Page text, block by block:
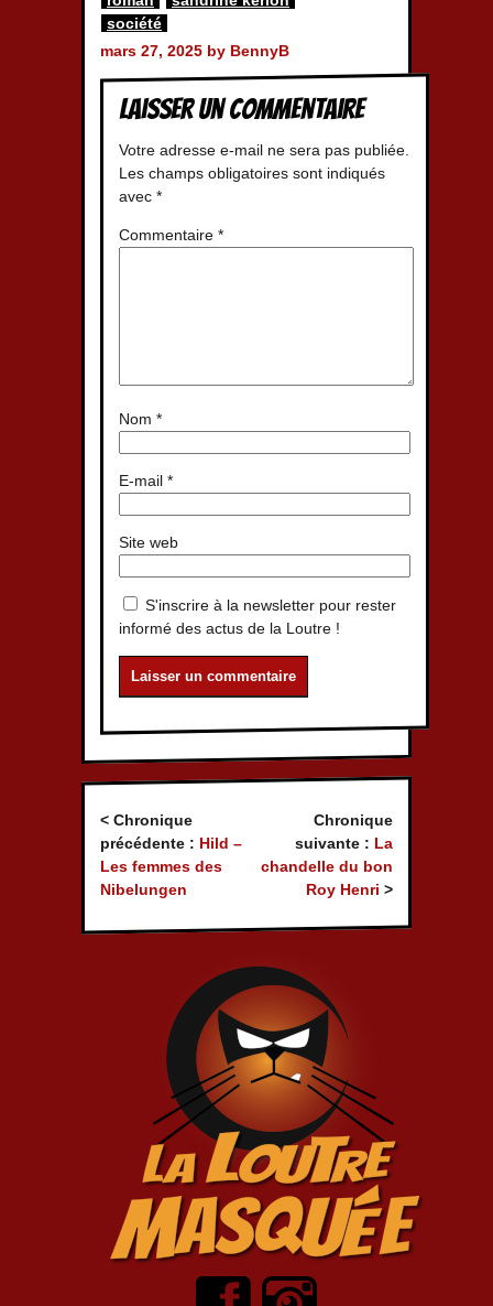
société
mars 27, 2025 by BennyB
Laisser un commentaire
Votre adresse e-mail ne sera pas publiée.
Les champs obligatoires sont indiqués
avec *
Commentaire *
Nom *
E-mail *
Site web
S'inscrire à la newsletter pour rester
informé des actus de la Loutre !
< Chronique
précédente : Hild –
Les femmes des
Nibelungen
Chronique
suivante : La
chandelle du bon
Roy Henri >